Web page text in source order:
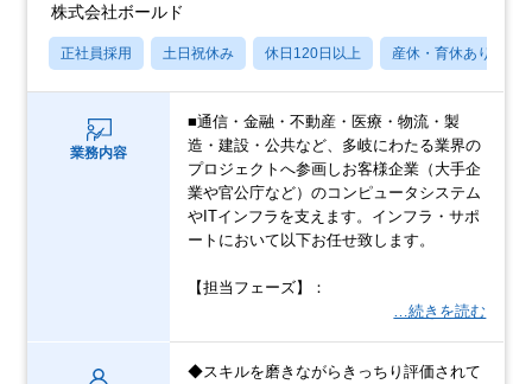
株式会社ボールド
正社員採用 土日祝休み 休日120日以上 産休・育休あり
業務内容
■通信・金融・不動産・医療・物流・製
造・建設・公共など、多岐にわたる業界の
プロジェクトへ参画しお客様企業（大手企
業や官公庁など）のコンピュータシステム
やITインフラを支えます。インフラ・サポ
ートにおいて以下お任せ致します。
【担当フェーズ】：
…続きを読む
◆スキルを磨きながらきっちり評価されて